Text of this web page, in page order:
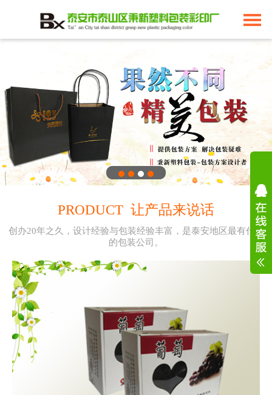
PRODUCT 让产品来说话
创办20年之久，设计经验与包装经验丰富，是泰安地区最有代表
的包装公司。